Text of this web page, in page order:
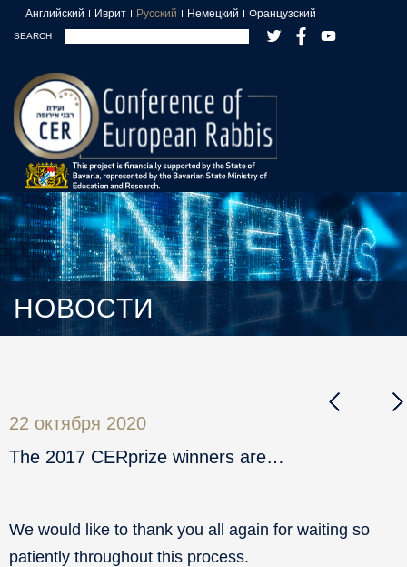
Английский Иврит Русский Немецкий Французский
SEARCH
НОВОСТИ
22 октября 2020
The 2017 CERprize winners are…
We would like to thank you all again for waiting so
patiently throughout this process.